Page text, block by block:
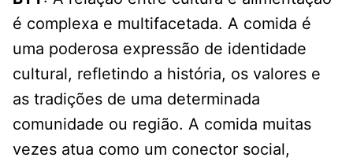
é complexa e multifacetada. A comida é
uma poderosa expressão de identidade
cultural, refletindo a história, os valores e
as tradições de uma determinada
comunidade ou região. A comida muitas
vezes atua como um conector social,